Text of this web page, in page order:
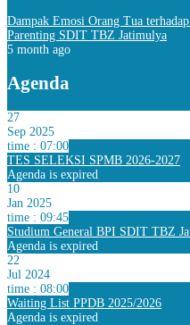
Dampak Emosi Orang Tua
Parenting SDIT TBZ Jatimulya
5 month ago
Agenda
27
Sep 2025
time : 07:00
TES SELEKSI SPMB 2026-2027
Agenda is expired
10
Jan 2025
time : 09:45
Studium General BPI SDIT TBZ
Agenda is expired
22
Jul 2024
time : 08:00
Waiting List PPDB 2025/2026
Agenda is expired